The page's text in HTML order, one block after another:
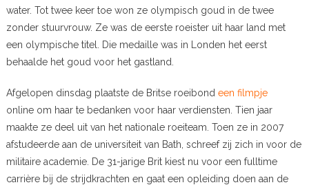
water. Tot twee keer toe won ze olympisch goud in de twee
zonder stuurvrouw. Ze was de eerste roeister uit haar land met
een olympische titel. Die medaille was in Londen het eerst
behaalde het goud voor het gastland.
Afgelopen dinsdag plaatste de Britse roeibond een filmpje
online om haar te bedanken voor haar verdiensten. Tien jaar
maakte ze deel uit van het nationale roeiteam. Toen ze in 2007
afstudeerde aan de universiteit van Bath, schreef zij zich in voor de
militaire academie. De 31-jarige Brit kiest nu voor een fulltime
carrière bij de strijdkrachten en gaat een opleiding doen aan de